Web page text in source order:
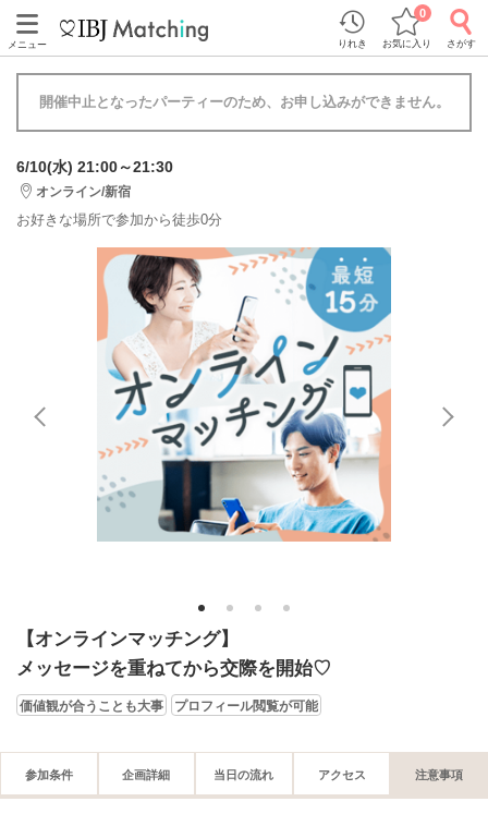
メニュー りれき お気に入り
0
さがす
開催中止となったパーティーのため、お申し込みができません。
6/10(水) 21:00～21:30
オンライン/新宿
お好きな場所で参加から徒歩0分
1 2 3 4
【オンラインマッチング】
メッセージを重ねてから交際を開始♡
価値観が合うことも大事 プロフィール閲覧が可能
参加条件 企画詳細 当日の流れ アクセス 注意事項